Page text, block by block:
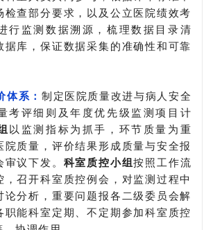
检查部分要求，以及公立医院绩效考
行监测数据溯源，梳理数据目录清
据库，保证数据采集的准确性和可靠
系： 制定医院质量改进与病人安全
考评细则及年度优先级监测项目计
以监测指标为抓手，环节质量为重
院质量，评价结果形成质量与安全报
议下发。 科室质控小组按照工作流
，召开科室质控例会，对监测过程中
论分析，重要问题报各二级委员会解
职能科室定期、不定期参加科室质控